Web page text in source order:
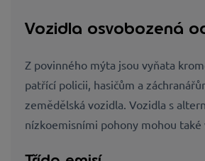
Vozidla osvobozená
Z povinného mýta jsou vyňata
patřící policii, hasičům a
zemědělská vozidla. Vozidla s
nízkoemisními pohony mohou také